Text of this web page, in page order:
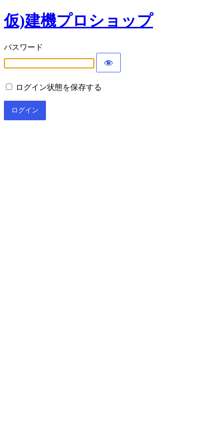
仮)建機プロショップ
パスワード
ログイン状態を保存する